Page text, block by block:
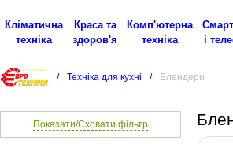
Кліматична
техніка
Краса та
здоров'я
Комп'ютерна
техніка
і
/ Техніка для кухні / Блендери
Показати/Сховати фільтр